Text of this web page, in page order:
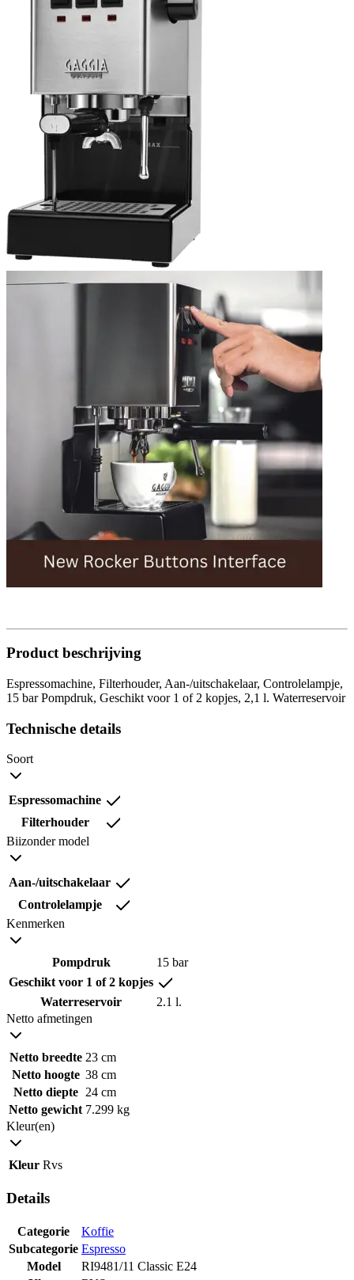
Product beschrijving
Espressomachine, Filterhouder, Aan-/uitschakelaar, Controlelampje,
15 bar Pompdruk, Geschikt voor 1 of 2 kopjes, 2,1 l. Waterreservoir
Technische details
Soort
Espressomachine
Filterhouder
Biizonder model
Aan-/uitschakelaar
Controlelampje
Kenmerken
Pompdruk
15 bar
Geschikt voor 1 of 2 kopjes
Waterreservoir
2.1 l.
Netto afmetingen
Netto breedte 23 cm
Netto hoogte 38 cm
Netto diepte
24 cm
Netto gewicht 7.299 kg
Kleur(en)
Kleur Rvs
Details
Categorie
Koffie
Subcategorie Espresso
Model
RI9481/11 Classic E24